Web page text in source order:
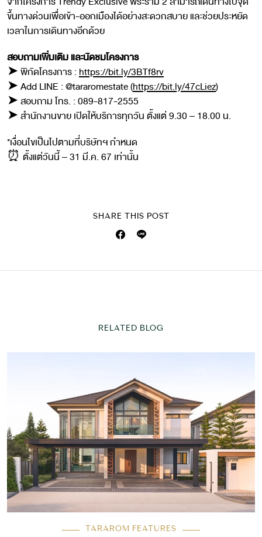
ขึ้นทางด่วนเพื่อเข้า-ออกเมืองได้อย่างสะดวกสบาย และช่วยประหยัด
เวลาในการเดินทางอีกด้วย
สอบถามเพิ่มเติม และนัดชมโครงการ
➤ พิกัดโครงการ : https://bit.ly/3BTf8rv
➤ Add LINE : @tararomestate (https://bit.ly/47cLiez)
➤ สอบถาม โทร. : 089-817-2555
➤ สำนักงานขาย เปิดให้บริการทุกวัน ตั้งแต่ 9.30 – 18.00 น.
*เงื่อนไขเป็นไปตามที่บริษัทฯ กำหนด
⏰ ตั้งแต่วันนี้ – 31 มี.ค. 67 เท่านั้น
SHARE THIS POST
RELATED BLOG
TARAROM FEATURES